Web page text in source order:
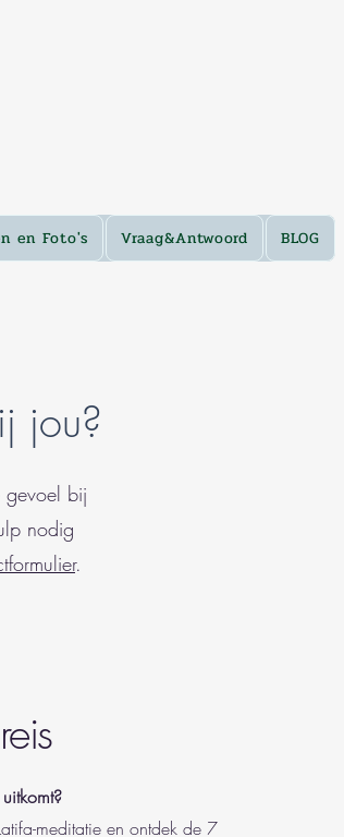
en Foto's Vraag&Antwoord BLOG
jou?
gevoel bij
nodig
.
meditatie en ontdek de 7